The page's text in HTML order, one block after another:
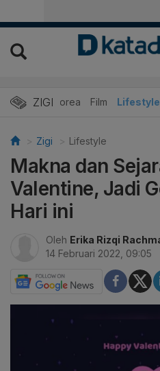
ZIGI
Hits Korea Film Lifestyle
Zigi Lifestyle
Makna dan
Valentine, Jadi
Hari ini
Oleh Erika Rizqi
14 Februari 2022, 09:05